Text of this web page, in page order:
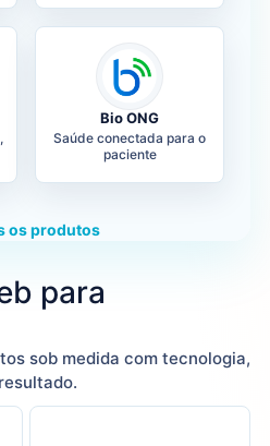
Bio ONG
Saúde conectada para o
paciente
os produtos
para
sob medida com tecnologia,